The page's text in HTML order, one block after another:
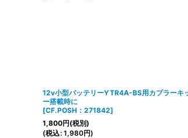
12v小型バッテリーYTR4A-BS用カプラー
ー搭載時に
[CF.POSH：271842]
1,800円(税別)
(税込: 1,980円)